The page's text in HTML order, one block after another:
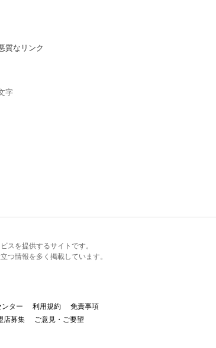
質なリンク
字
スを提供するサイトです。
つ情報を多く掲載しています。
ター 利用規約
免責事項
店募集
ご意見・ご要望